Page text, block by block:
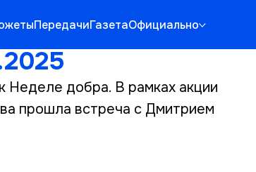
ПередачиГазетаОфициально
Неделе добра. В рамках акции
прошла встреча с Дмитрием